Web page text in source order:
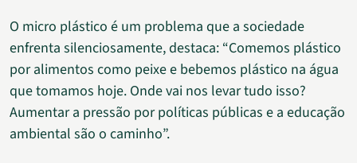
O micro plástico é um problema que a sociedade
enfrenta silenciosamente, destaca: “Comemos plástico
por alimentos como peixe e bebemos plástico na água
que tomamos hoje. Onde vai nos levar tudo isso?
Aumentar a pressão por políticas públicas e a educação
ambiental são o caminho”.